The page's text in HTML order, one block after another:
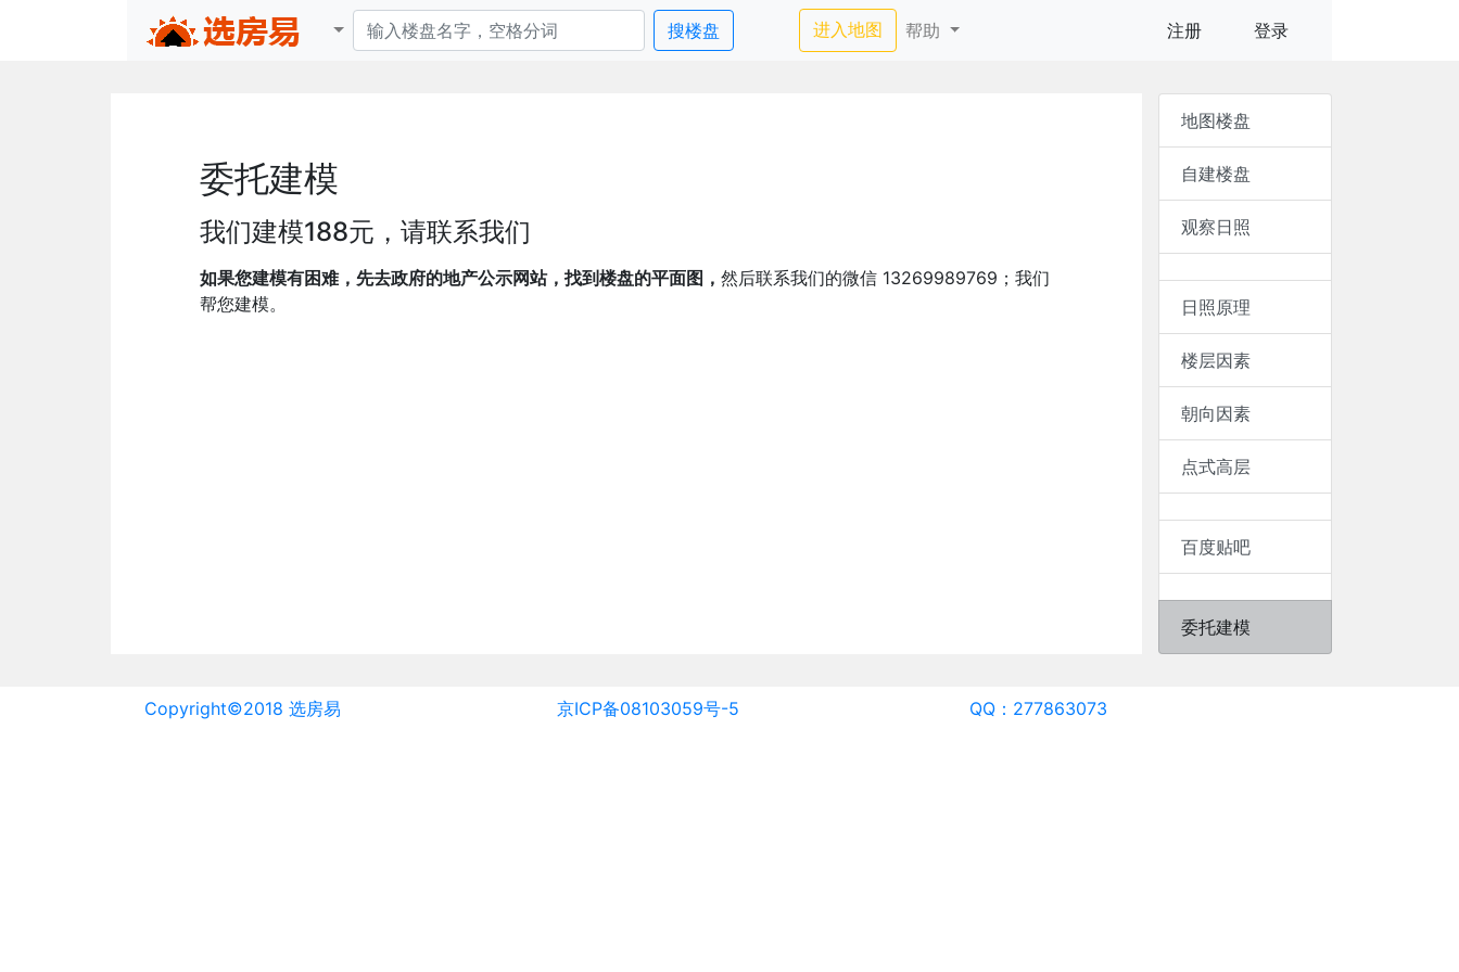
搜楼盘 进入地图进入地图
帮助 注册 登录
委托建模
我们建模188元，请联系我们
如果您建模有困难，先去政府的地产公示网站，找到楼盘的平面图， 然后联系我们的微信 13269989769；我们
帮您建模。
地图楼盘
自建楼盘
观察日照
日照原理
楼层因素
朝向因素
点式高层
百度贴吧
委托建模
Copyright©2018 选房易 京ICP备08103059号-5 QQ：277863073